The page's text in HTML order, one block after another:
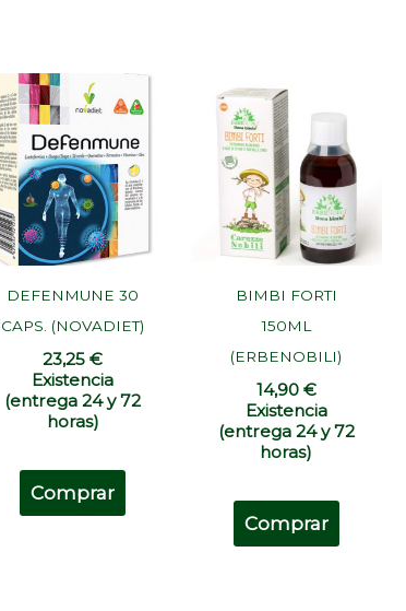
DEFENMUNE 30
CAPS. (NOVADIET)
23,25€
Existencia
(entrega 24 y 72
horas)
Comprar
BIMBI FORTI
150ML
(ERBENOBILI)
14,90 €
Existencia
(entrega 24 y 72
horas)
Comprar